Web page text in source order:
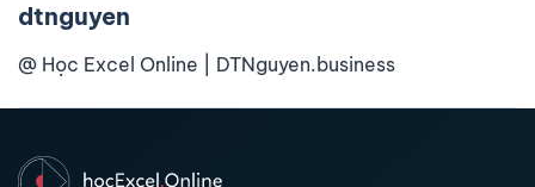
dtnguyen
@ Học Excel Online | DTNguyen.business